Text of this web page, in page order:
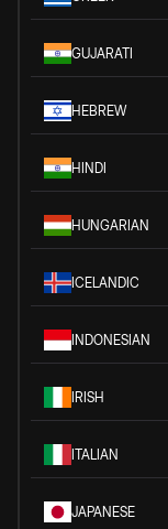
GUJARATI
HEBREW
HINDI
HUNGARIAN
ICELANDIC
INDONESIAN
IRISH
ITALIAN
JAPANESE